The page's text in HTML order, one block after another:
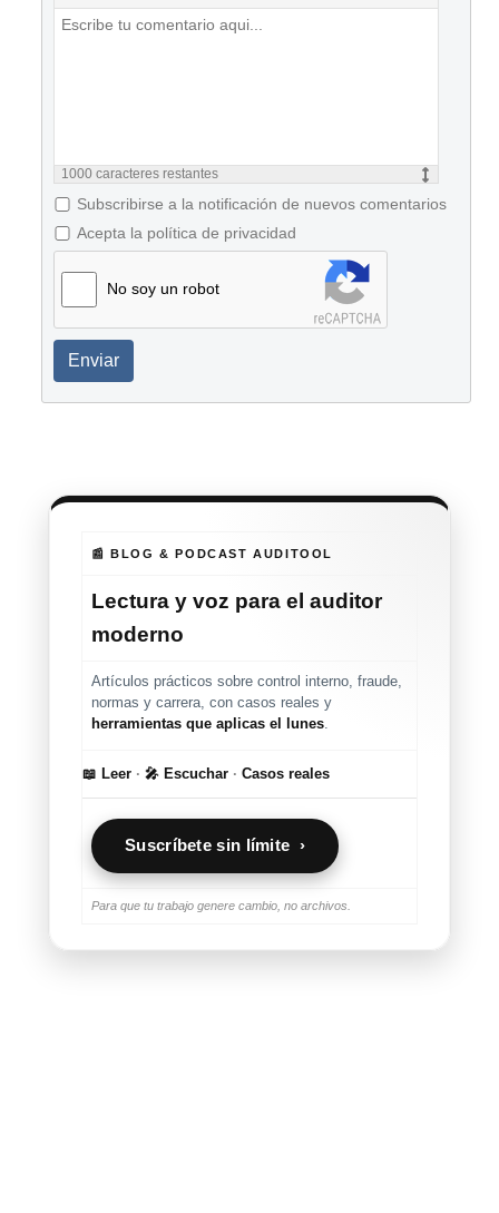
1000 caracteres restantes
Subscribirse a la notificación de nuevos comentarios
Acepta la política de privacidad
No soy un robot
Enviar
📰 BLOG & PODCAST AUDITOOL
Lectura y voz para el auditor
moderno
Artículos prácticos sobre control interno, fraude,
normas y carrera, con casos reales y
herramientas que aplicas el lunes.
📖 Leer · 🎤 Escuchar · Casos reales
Suscríbete sin límite ›
Para que tu trabajo genere cambio, no archivos.